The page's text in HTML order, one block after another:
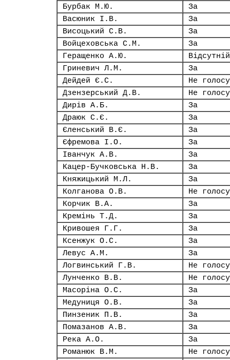
Бурбак М.Ю.
За
Васюник І.В.
За
Висоцький С.В.
За
Войцеховська С.М.
За
Геращенко А.Ю.
Відсутній
Гриневич Л.М.
За
Дейдей Є.С.
Не
Дзензерський Д.В.
Не
Дирів А.Б.
За
Драюк С.Є.
За
Єленський В.Є.
За
Єфремова І.О.
За
Іванчук А.В.
За
Кацер-Бучковська Н.В.
За
Княжицький М.Л.
За
Колганова О.В.
Не
Корчик В.А.
За
Кремінь Т.Д.
За
Кривошея Г.Г.
За
Ксенжук О.С.
За
Левус А.М.
За
Логвинський Г.В.
Не
Лунченко В.В.
Не
Масоріна О.С.
За
Медуниця О.В.
За
Пинзеник П.В.
За
Помазанов А.В.
За
Река А.О.
За
Романюк В.М.
Не